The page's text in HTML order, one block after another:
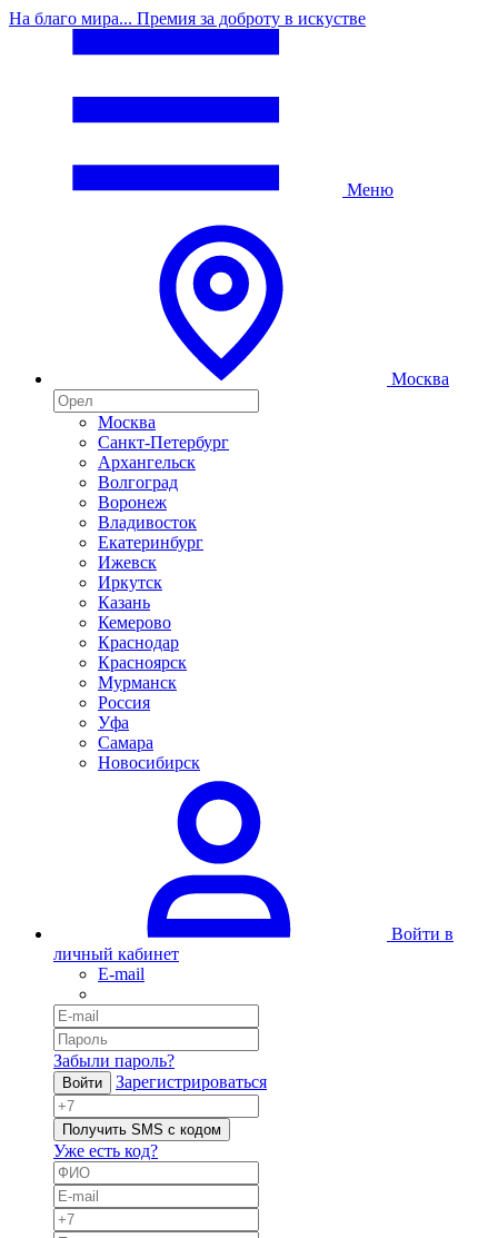
На благо мира... Премия за доброту в искустве
Меню
Москва
Москва
Санкт-Петербург
Архангельск
Волгоград
Воронеж
Владивосток
Екатеринбург
Ижевск
Иркутск
Казань
Кемерово
Краснодар
Красноярск
Мурманск
Россия
Уфа
Самара
Новосибирск
Войти в
личный кабинет
E-mail
Забыли пароль?
Войти Зарегистрироваться
Получить SMS с кодом
Уже есть код?